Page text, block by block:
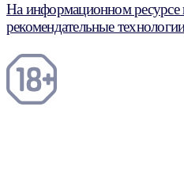
На информационном ресурсе
рекомендательные